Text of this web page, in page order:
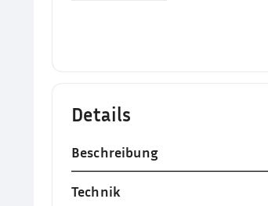
Details
Beschreibung
Technik